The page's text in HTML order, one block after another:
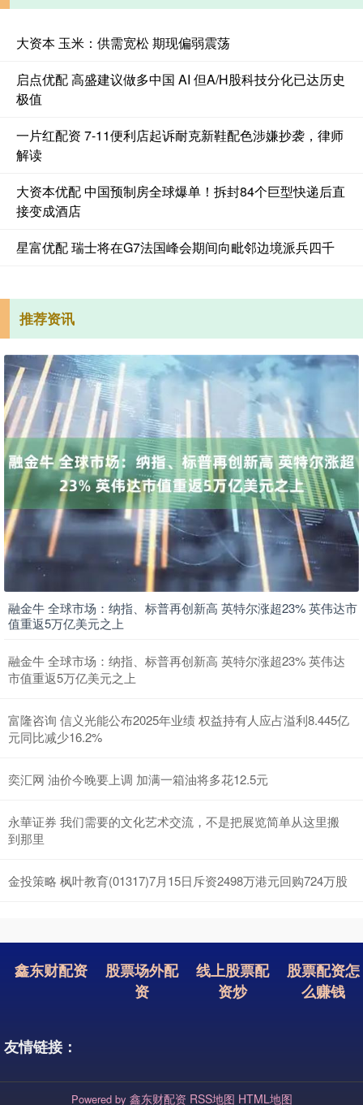
大资本 玉米：供需宽松 期现偏弱震荡
启点优配 高盛建议做多中国 AI 但A/H股科技分化已达历史
极值
一片红配资 7-11便利店起诉耐克新鞋配色涉嫌抄袭，律师
解读
大资本优配 中国预制房全球爆单！拆封84个巨型快递后直
接变成酒店
星富优配 瑞士将在G7法国峰会期间向毗邻边境派兵四千
推荐资讯
融金牛 全球市场：纳指、标普再创新高 英特尔涨超23% 英伟达市
值重返5万亿美元之上
融金牛 全球市场：纳指、标普再创新高 英特尔涨超23% 英伟达
市值重返5万亿美元之上
富隆咨询 信义光能公布2025年业绩 权益持有人应占溢利8.445亿
元同比减少16.2%
奕汇网 油价今晚要上调 加满一箱油将多花12.5元
永華证券 我们需要的文化艺术交流，不是把展览简单从这里搬
到那里
金投策略 枫叶教育(01317)7月15日斥资2498万港元回购724万股
鑫东财配资
股票场外配
资
线上股票配
资炒
股票配资怎
么赚钱
友情链接：
Powered by 鑫东财配资 RSS地图 HTML地图